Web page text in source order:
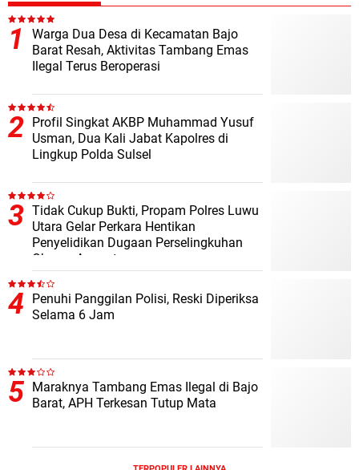
Warga Dua Desa di Kecamatan Bajo
Barat Resah, Aktivitas Tambang Emas
Ilegal Terus Beroperasi
Profil Singkat AKBP Muhammad Yusuf
Usman, Dua Kali Jabat Kapolres di
Lingkup Polda Sulsel
Tidak Cukup Bukti, Propam Polres Luwu
Utara Gelar Perkara Hentikan
Penyelidikan Dugaan Perselingkuhan
Oknum Anggota
Penuhi Panggilan Polisi, Reski Diperiksa
Selama 6 Jam
Maraknya Tambang Emas Ilegal di Bajo
Barat, APH Terkesan Tutup Mata